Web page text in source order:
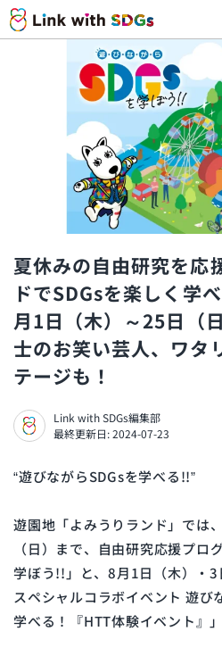
夏休みの自由研究を応
ドでSDGsを楽しく学
月1日（木）～25日（
士のお笑い芸人、ワタ
テージも！
Link with SDGs編集部
最終更新日: 2024-07-23
“遊びながらSDGsを学べる!!”
遊園地「よみうりランド」では
（日）まで、自由研究応援プロ
学ぼう!!」と、8月1日（木）・
スペシャルコラボイベント 遊び
学べる！『HTT体験イベント』